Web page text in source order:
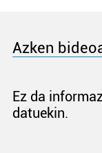
Azken
Ez da
datuekin.